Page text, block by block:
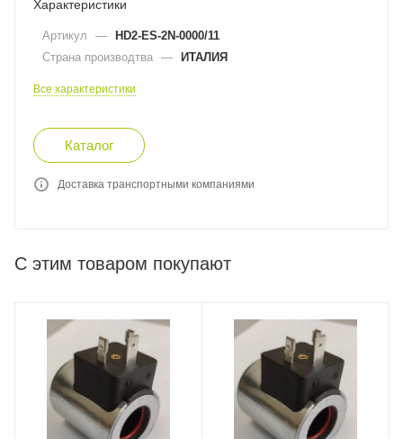
Характеристики
Артикул — HD2-ES-2N-0000/11
Страна производтва — ИТАЛИЯ
Все характеристики
Каталог
Доставка транспортными компаниями
С этим товаром покупают